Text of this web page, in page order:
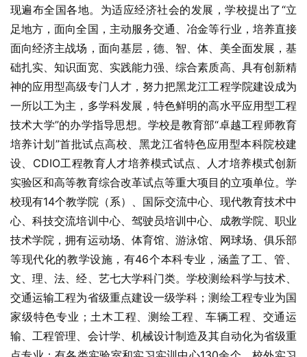
现遍布全国各地。为适应经济社会的发展，学校提出了“立
足地方，面向全国，主动服务交通、冶金等行业，培养直接
面向经济主战场，面向基层，德、智、体、美全面发展，基
础扎实、知识面宽、实践能力强、综合素质高、具有创新精
神的应用型高级专门人才，努力把黑龙江工程学院建设成为
一所以工为主，多学科发展，特色鲜明的高水平应用型工程
技术大学”的办学指导思想。学校是教育部“卓越工程师教育
培养计划”首批试点高校、黑龙江省特色应用型本科院校建
设、CDIO工程教育人才培养模式试点、人才培养模式创新
实验区和高等教育综合改革试点等重大项目的立项单位。学
校现有14个教学院（系）、国际交流中心、现代教育技术中
心、科技交流培训中心、驾驶员培训中心、成教学院、职业
技术学院，拥有运动场、体育馆、游泳馆、网球场、俱乐部
等现代化的教学设施，有46个本科专业，涵盖了工、管、
文、理、法、经、艺七大学科门类。学校测绘科学与技术、
交通运输工程为省级重点建设一级学科；测绘工程专业为国
家级特色专业；土木工程、测绘工程、车辆工程、交通运
输、工程管理、会计学、机械设计制造及其自动化为省级重